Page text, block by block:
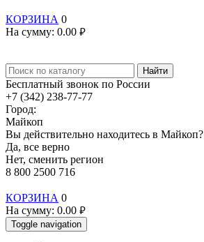
КОРЗИНА 0
На сумму: 0.00 руб.
Найти
Бесплатный звонок по России
+7 (342) 238-77-77
Город:
Майкоп
Вы действительно находитесь в Майкоп?
Да, все верно
Нет, сменить регион
8 800 2500 716
КОРЗИНА 0
На сумму: 0.00 руб.
Toggle navigation